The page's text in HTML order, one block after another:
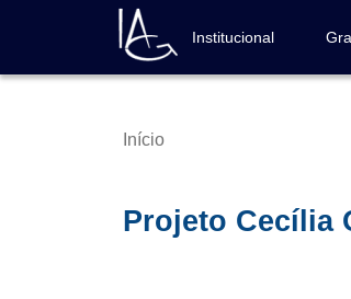
conteúdo
Navegação
principal
Institucional
Trilha
Início
Projeto Cecília